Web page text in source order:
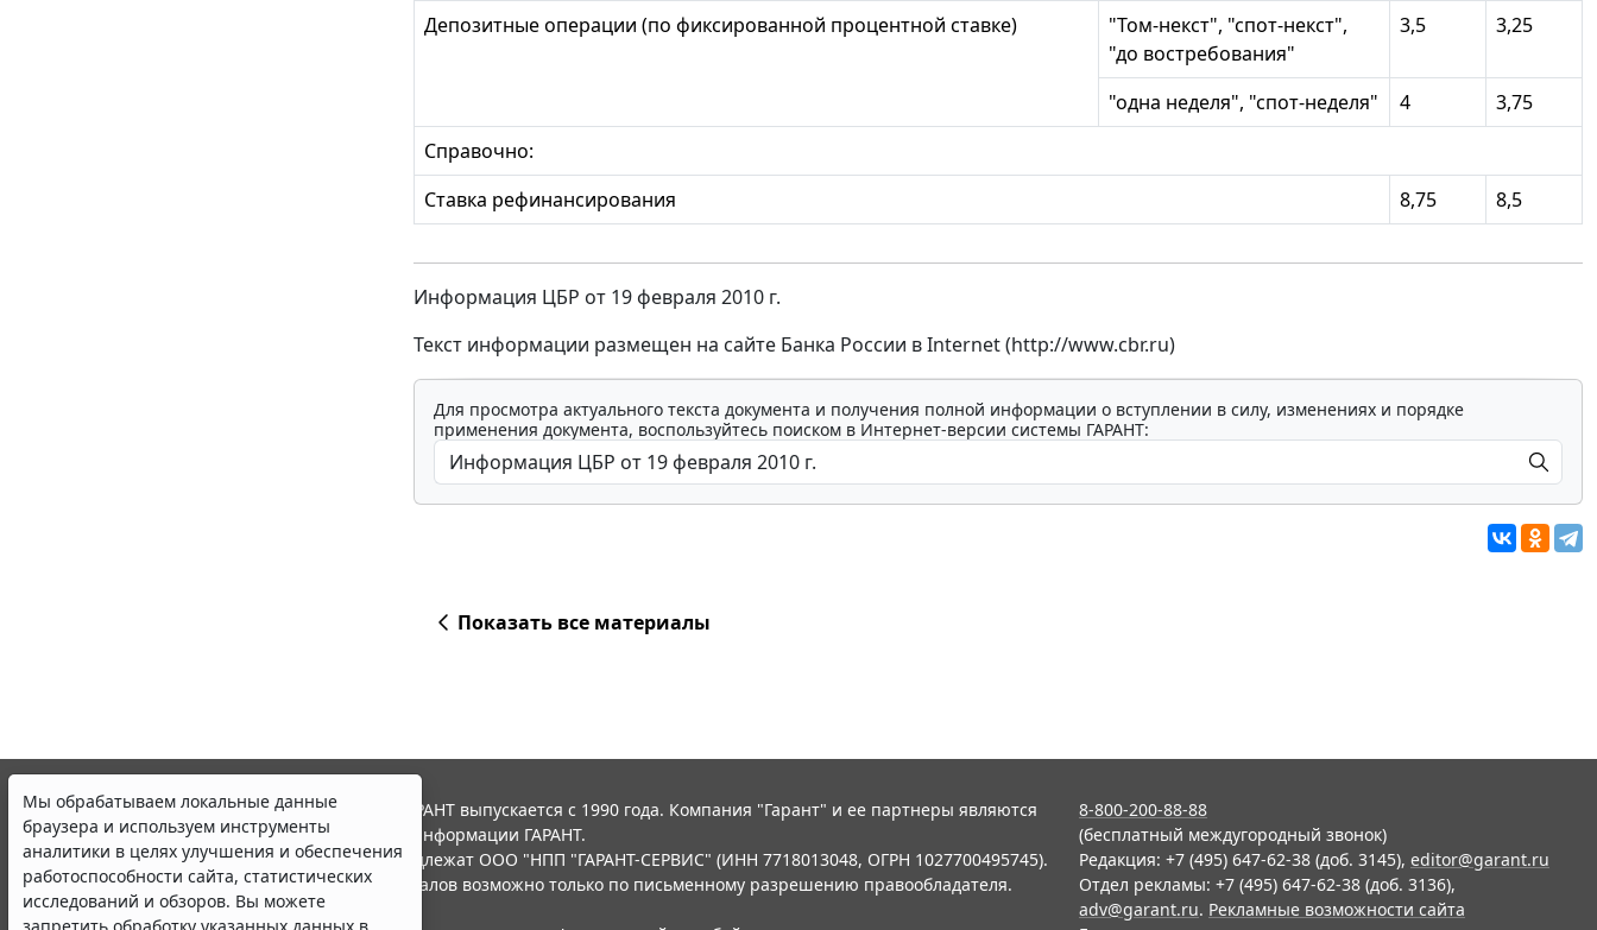
Депозитные операции (по фиксированной процентной ставке)
"Том-некст", "спот-некст",
"до востребования"
3,5 3,25
"одна неделя", "спот-неделя" 4
3,75
Справочно:
Ставка рефинансирования
8,75 8,5
Информация ЦБР от 19 февраля 2010 г.
Текст информации размещен на сайте Банка России в Internet (http://www.cbr.ru)
Для просмотра актуального текста документа и получения полной информации о вступлении в силу, изменениях и порядке
применения документа, воспользуйтесь поиском в Интернет-версии системы ГАРАНТ:
Показать все материалы
Мы обрабатываем локальные данные
браузера и используем инструменты
аналитики в целях улучшения и обеспечения
работоспособности сайта, статистических
исследований и обзоров. Вы можете
© ООО "НПП "ГАРАНТ-СЕРВИС", 2026. Система ГАРАНТ выпускается с 1990 года. Компания "Гарант" и ее партнеры являются
участниками Российской ассоциации правовой информации ГАРАНТ.
Все права на материалы сайта ГАРАНТ.РУ принадлежат ООО "НПП "ГАРАНТ-СЕРВИС" (ИНН 7718013048, ОГРН 1027700495745).
Полное или частичное воспроизведение материалов возможно только по письменному разрешению правообладателя.
Правила использования портала.
8-800-200-88-88
(бесплатный междугородный звонок)
Редакция: +7 (495) 647-62-38 (доб. 3145), editor@garant.ru
Отдел рекламы: +7 (495) 647-62-38 (доб. 3136),
adv@garant.ru. Рекламные возможности сайта